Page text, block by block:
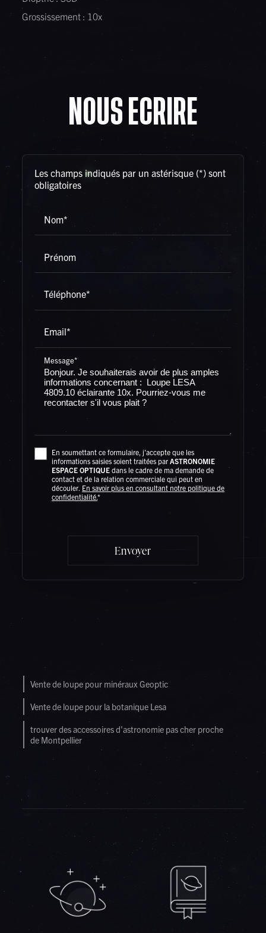
Rechercher
Grossissement : 10x
Les champs indiqués par un astérisque (*) sont
obligatoires
Nom*
Prénom
Téléphone*
Email*
Message*
En soumettant ce formulaire, j'accepte que les
informations saisies soient traitées parASTRONOMIE
ESPACE OPTIQUE dans le cadre de ma demande de
contact et de la relation commerciale qui peut en
découler. En savoir plus en consultant notre politique de
confidentialité.*
Vente de loupe pour minéraux Geoptic
Vente de loupe pour la botanique Lesa
trouver des accessoires d'astronomie pas cher proche
de Montpellier